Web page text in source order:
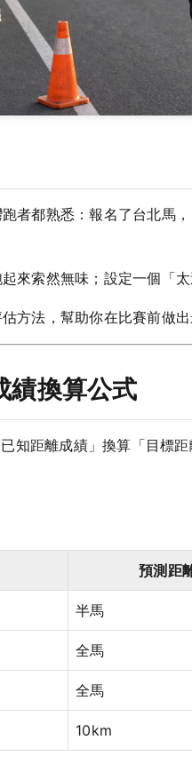
者都熟悉：報名了台北馬
來索然無味；設定一個「
方法，幫助你在比賽前做
績換算公式
知距離成績」換算「目標距
預測距
半馬
全馬
全馬
10km